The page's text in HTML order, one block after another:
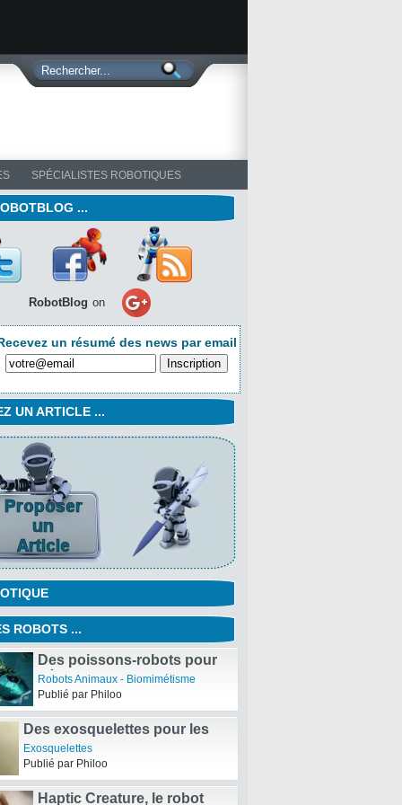
SPÉCIALISTES ROBOTIQUES
...
RobotBlog on
un résumé des news par email
UN ARTICLE ...
ROBOTS ...
Des poissons-robots pour
détecter la pollution de l’eau
de Mer
Robots Animaux - Biomimétisme
Publié par Philoo
Des exosquelettes pour les